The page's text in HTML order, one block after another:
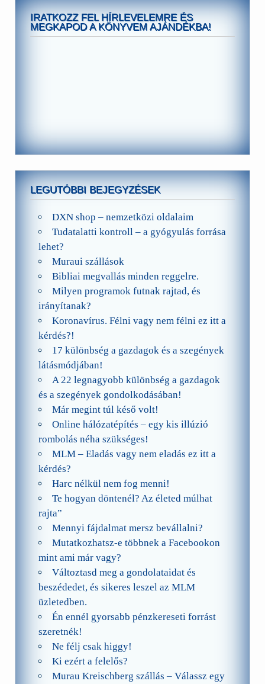
IRATKOZZ FEL HÍRLEVELEMRE ÉS
MEGKAPOD A KÖNYVEM AJÁNDÉKBA!
LEGUTÓBBI BEJEGYZÉSEK
DXN shop – nemzetközi oldalaim
Tudatalatti kontroll – a gyógyulás forrása
lehet?
Muraui szállások
Bibliai megvallás minden reggelre.
Milyen programok futnak rajtad, és
irányítanak?
Koronavírus. Félni vagy nem félni ez itt a
kérdés?!
17 különbség a gazdagok és a szegények
látásmódjában!
A 22 legnagyobb különbség a gazdagok
és a szegények gondolkodásában!
Már megint túl késő volt!
Online hálózatépítés – egy kis illúzió
rombolás néha szükséges!
MLM – Eladás vagy nem eladás ez itt a
kérdés?
Harc nélkül nem fog menni!
Te hogyan döntenél? Az életed múlhat
rajta”
Mennyi fájdalmat mersz bevállalni?
Mutatkozhatsz-e többnek a Facebookon
mint ami már vagy?
Változtasd meg a gondolataidat és
beszédedet, és sikeres leszel az MLM
üzletedben.
Én ennél gyorsabb pénzkereseti forrást
szeretnék!
Ne félj csak higgy!
Ki ezért a felelős?
Murau Kreischberg szállás – Válassz egy